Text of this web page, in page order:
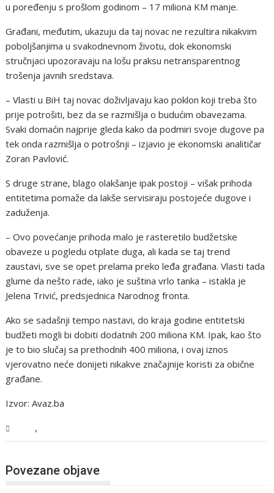
u poređenju s prošlom godinom – 17 miliona KM manje.
Građani, međutim, ukazuju da taj novac ne rezultira nikakvim
poboljšanjima u svakodnevnom životu, dok ekonomski
stručnjaci upozoravaju na lošu praksu netransparentnog
trošenja javnih sredstava.
– Vlasti u BiH taj novac doživljavaju kao poklon koji treba što
prije potrošiti, bez da se razmišlja o budućim obavezama.
Svaki domaćin najprije gleda kako da podmiri svoje dugove pa
tek onda razmišlja o potrošnji – izjavio je ekonomski analitičar
Zoran Pavlović.
S druge strane, blago olakšanje ipak postoji – višak prihoda
entitetima pomaže da lakše servisiraju postojeće dugove i
zaduženja.
– Ovo povećanje prihoda malo je rasteretilo budžetske
obaveze u pogledu otplate duga, ali kada se taj trend
zaustavi, sve se opet prelama preko leđa građana. Vlasti tada
glume da nešto rade, iako je suština vrlo tanka – istakla je
Jelena Trivić, predsjednica Narodnog fronta.
Ako se sadašnji tempo nastavi, do kraja godine entitetski
budžeti mogli bi dobiti dodatnih 200 miliona KM. Ipak, kao što
je to bio slučaj sa prethodnih 400 miliona, i ovaj iznos
vjerovatno neće donijeti nikakve značajnije koristi za obične
građane.
Izvor: Avaz.ba
,
Povezane objave